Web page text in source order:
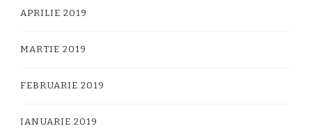
APRILIE 2019
MARTIE 2019
FEBRUARIE 2019
IANUARIE 2019